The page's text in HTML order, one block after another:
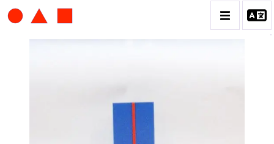
ALBERT CHUBAC
BIOGRAPHIE